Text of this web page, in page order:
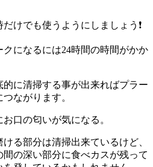
けでも使うようにしましょう❗️
になるには24時間の時間がかか
に清掃する事が出来ればプラー
ながります。
口の匂いが気になる。
る部分は清掃出来ているけど、
の深い部分に食べカスが残って